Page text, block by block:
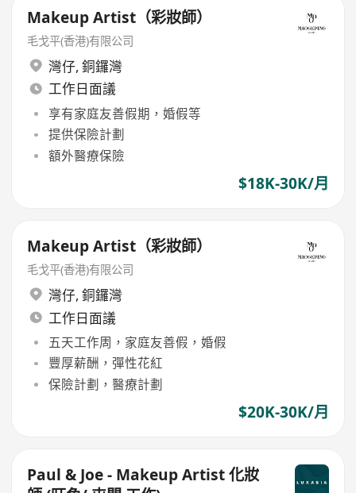
Makeup Artist（彩妝師）
毛戈平(香港)有限公司
灣仔, 銅鑼灣
工作日面議
享有家庭友善假期，婚假等
提供保險計劃
額外醫療保險
$18K-30K/月
Makeup Artist（彩妝師）
毛戈平(香港)有限公司
灣仔, 銅鑼灣
工作日面議
五天工作周，家庭友善假，婚假
豐厚薪酬，彈性花紅
保險計劃，醫療計劃
$20K-30K/月
Paul & Joe - Makeup Artist 化妝